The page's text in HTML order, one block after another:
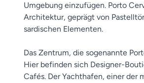
Umgebung einzufügen. Porto
Architektur, geprägt von
sardischen Elementen.
Das Zentrum, die sogenannte
Hier befinden sich Designer-
Cafés. Der Yachthafen, einer